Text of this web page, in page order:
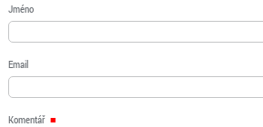
Jméno
Email
Komentář